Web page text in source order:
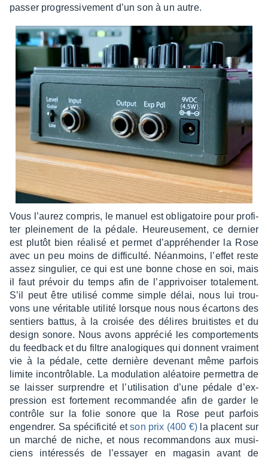
passer progres­si­ve­ment d’un son à un autre.
Vous l’au­rez compris, le manuel est obli­ga­toire pour profi­
ter plei­ne­ment de la pédale. Heureu­se­ment, ce dernier
est plutôt bien réalisé et permet d’ap­pré­hen­der la Rose
avec un peu moins de diffi­culté. Néan­moins, l’ef­fet reste
assez singu­lier, ce qui est une bonne chose en soi, mais
il faut prévoir du temps afin de l’ap­pri­voi­ser tota­le­ment.
S’il peut être utilisé comme simple délai, nous lui trou­
vons une véri­table utilité lorsque nous nous écar­tons des
sentiers battus, à la croi­sée des délires brui­tistes et du
design sonore. Nous avons appré­cié les compor­te­ments
du feed­back et du filtre analo­giques qui donnent vrai­ment
vie à la pédale, cette dernière deve­nant même parfois
limite incon­trô­lable. La modu­la­tion aléa­toire permet­tra de
se lais­ser surprendre et l’uti­li­sa­tion d’une pédale d’ex­
pres­sion est forte­ment recom­man­dée afin de garder le
contrôle sur la folie sonore que la Rose peut parfois
engen­drer. Sa spéci­fi­cité etson prix (400 €) la placent sur
un marché de niche, et nous recom­man­dons aux musi­
ciens inté­res­sés de l’es­sayer en maga­sin avant de